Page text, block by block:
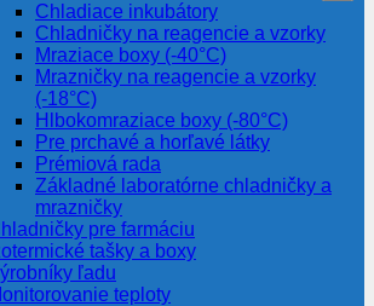
Chladiace inkubátory
Chladničky na reagencie a vzorky
Mraziace boxy (-40°C)
Mrazničky na reagencie a vzorky
(-18°C)
Hlbokomraziace boxy (-80°C)
Pre prchavé a horľavé látky
Prémiová rada
Základné laboratórne chladničky a
mrazničky
pre farmáciu
tašky a boxy
ľadu
teploty